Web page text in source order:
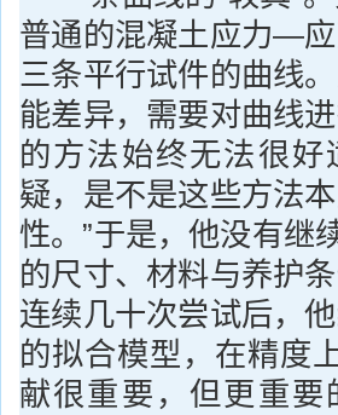
普通的混凝土应力—
三条平行试件的曲线
能差异，需要对曲线
的方法始终无法很好
疑，是不是这些方法
性。”于是，他没有继
的尺寸、材料与养护
连续几十次尝试后，
的拟合模型，在精度
献很重要，但更重要